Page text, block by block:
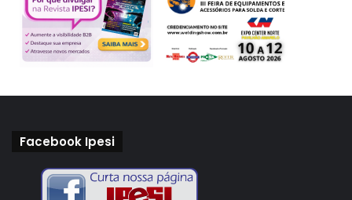
Facebook Ipesi